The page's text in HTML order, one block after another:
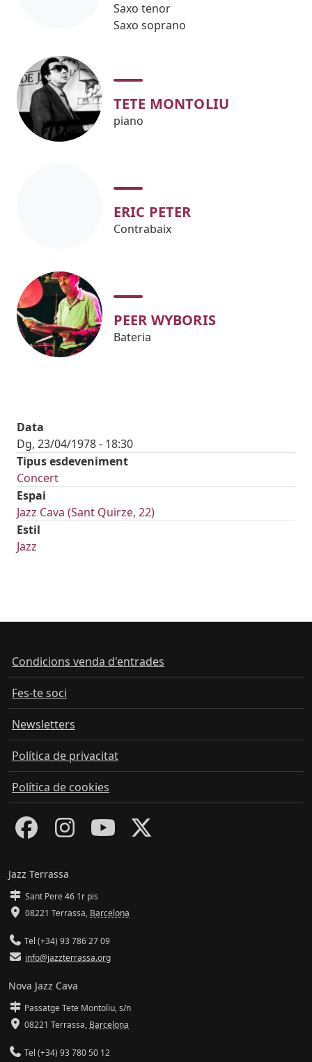
Saxo tenor
Saxo soprano
TETE MONTOLIU
piano
ERIC PETER
Contrabaix
PEER WYBORIS
Bateria
Data
Dg, 23/04/1978 - 18:30
Tipus esdeveniment
Concert
Espai
Jazz Cava (Sant Quirze, 22)
Estil
Jazz
Condicions venda d'entrades
Fes-te soci
Newsletters
Política de privacitat
Política de cookies
Jazz Terrassa
Sant Pere 46 1r pis
08221 Terrassa, Barcelona
Tel (+34) 93 786 27 09
info@jazzterrassa.org
Nova Jazz Cava
Passatge Tete Montoliu, s/n
08221 Terrassa, Barcelona
Tel (+34) 93 780 50 12